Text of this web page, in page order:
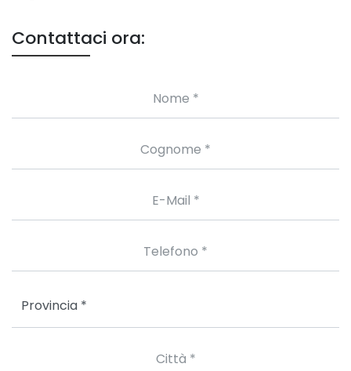
Contattaci ora: